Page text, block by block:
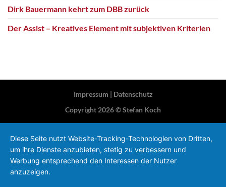
Dirk Bauermann kehrt zum DBB zurück
Der Assist – Kreatives Element mit subjektiven Kriterien
Impressum
Datenschutz
Copyright 2026 ©Stefan Koch
Diese Seite nutzt Website-Tracking-Technologien von Dritten,
um ihre Dienste anzubieten, stetig zu verbessern und
Werbung entsprechend den Interessen der Nutzer
anzuzeigen.